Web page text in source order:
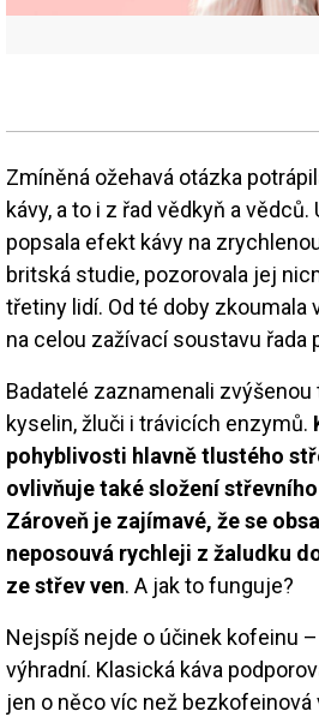
Zmíněná ožehavá otázka
kávy, a to i z řad vědkyň a vědců.
popsala efekt kávy na
britská studie, pozorovala jej
třetiny lidí. Od té doby zkoumala
na celou zažívací soustavu řada
Badatelé zaznamenali
kyselin, žluči i trávicích enzymů.
pohyblivosti hlavně tlustého
ovlivňuje také složení
Zároveň je zajímavé, že se
neposouvá rychleji z žaludku
ze střev ven. A jak to funguje?
Nejspíš nejde o účinek kofeinu
výhradní. Klasická káva
jen o něco víc než bezkofeinová